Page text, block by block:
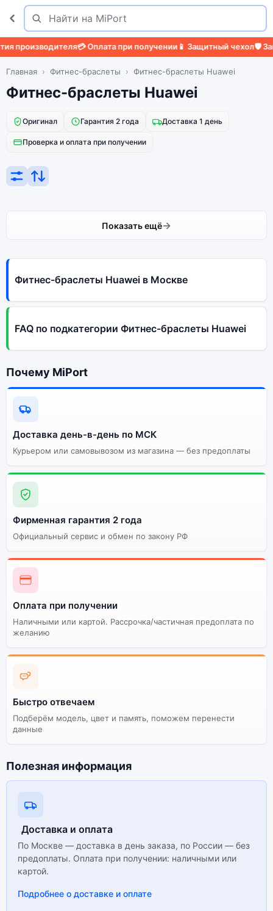
Поиск
Найти
производителя💳 Оплата при получении📱 Защитный чехол🛡️
Главная Фитнес-браслеты Фитнес-браслеты Huawei
Фитнес-браслеты Huawei
Оригинал Гарантия 2 года Доставка 1 день
Проверка и оплата при получении
Показать ещё
Фитнес-браслеты Huawei в Москве
FAQ по подкатегории Фитнес-браслеты Huawei
Почему MiPort
Доставка день-в-день по МСК
Курьером или самовывозом из магазина — без предоплаты
Фирменная гарантия 2 года
Официальный сервис и обмен по закону РФ
Оплата при получении
Наличными или картой. Рассрочка/частичная предоплата по
желанию
Быстро отвечаем
Подберём модель, цвет и память, поможем перенести
данные
Полезная информация
Доставка и оплата
По Москве — доставка в день заказа, по России — без
предоплаты. Оплата при получении: наличными или
картой.
Подробнее о доставке и оплате